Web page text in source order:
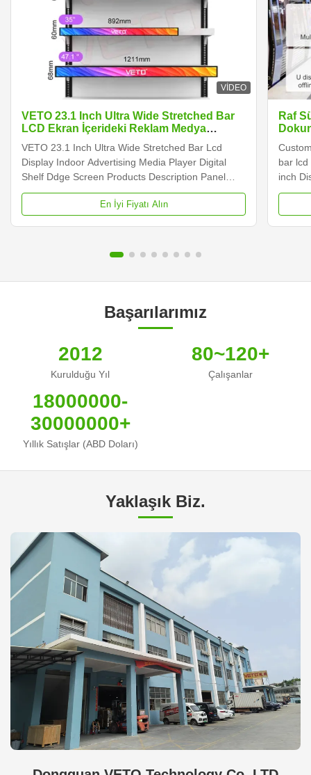
VIDEO
VETO 23.1 Inch Ultra Wide Stretched Bar
LCD Ekran İçerideki Reklam Medya
VETO 23.1 Inch Ultra Wide Stretched Bar Lcd
Display Indoor Advertising Media Player Digital
Shelf Ddge Screen Products Description Panel
type 23.1 inch LCD screen Installation Wall mount
Display dimension 585.6mm *48.19mm Display
En İyi Fiyatı Alın
Raf
bar lcd
inch
Başarılarımız
2012
Kurulduğu Yıl
80~120+
Çalışanlar
18000000-
30000000+
Yıllık Satışlar (ABD Doları)
Yaklaşık Biz.